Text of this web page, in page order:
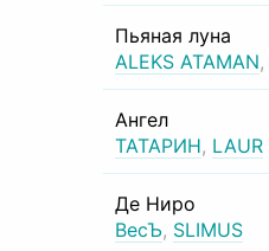
Пьяная луна
ALEKS ATAMAN,
Ангел
ТАТАРИН, LAUR
Де Ниро
ВесЪ, SLIMUS